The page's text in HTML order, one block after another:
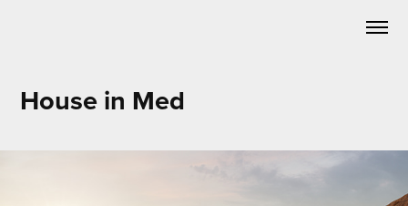
House in Med